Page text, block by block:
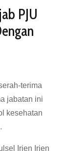
PJU
terima
jabatan ini
kesehatan
Irjen Irjen